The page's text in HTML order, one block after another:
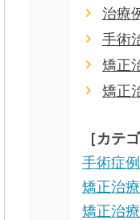
治療
手術
矯正
矯正
［カテ
手術症例
矯正治
矯正治